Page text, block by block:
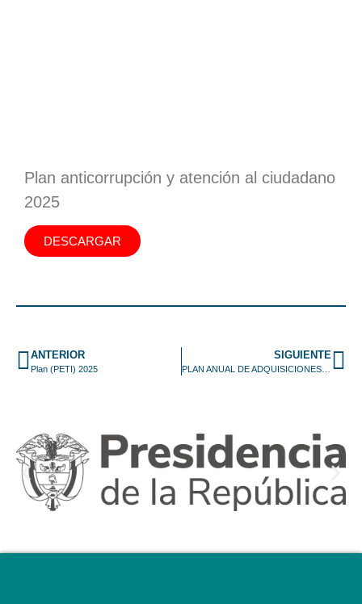
Plan anticorrupción y atención al ciudadano
2025
DESCARGAR
ANTERIOR
Plan (PETI) 2025
SIGUIENTE
PLAN ANUAL DE ADQUISICIONES 2025